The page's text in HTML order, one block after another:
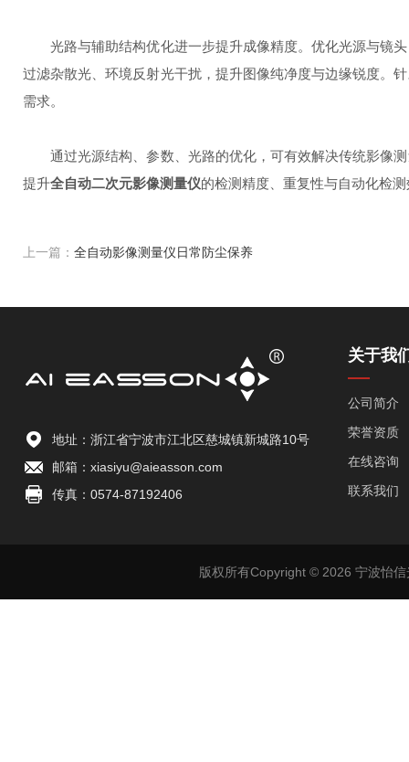
光路与辅助结构优化进一步提升成像精度。优化光源与镜头
过滤杂散光、环境反射光干扰，提升图像纯净度与边缘锐度。
需求。
通过光源结构、参数、光路的优化，可有效解决传统影像测
提升全自动二次元影像测量仪的检测精度、重复性与自动化检
上一篇： 全自动影像测量仪日常防尘保养
地址：浙江省宁波市江北区慈城镇新城路10号
邮箱：xiasiyu@aieasson.com
传真：0574-87192406
关于我
公司简介
荣誉资质
在线咨询
联系我们
版权所有Copyright © 2026 宁波怡